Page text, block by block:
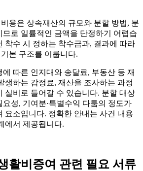
용은 상속재산의 규모와 분할 방법, 분
므로 일률적인 금액을 단정하기 어렵습
착수 시 정하는 착수금과, 결과에 따라
본 구조를 이룹니다.
따른 인지대와 송달료, 부동산 등 재
생하는 감정료, 재산을 조사하는 과정
실비로 들어갈 수 있습니다. 분할 대상
성, 기여분·특별수익 다툼의 정도가
요소입니다. 정확한 안내는 사건 내용
에서 제공됩니다.
활비증여 관련 필요 서류